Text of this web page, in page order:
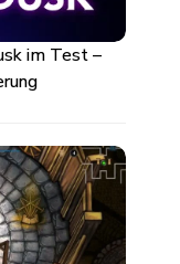
im Test –